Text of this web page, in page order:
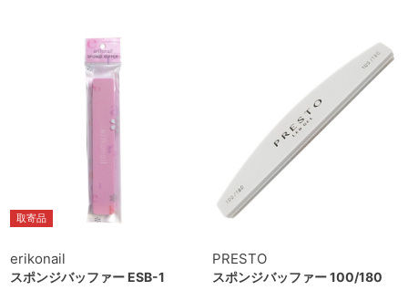
取寄品
erikonail
スポンジバッファー ESB-1
PRESTO
スポンジバッファー 100/180